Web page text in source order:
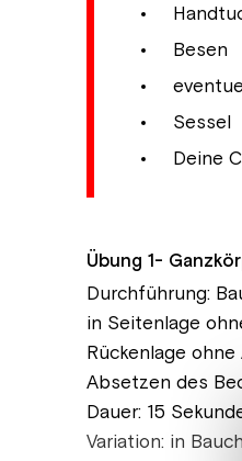
Besen
Sessel
Deine
Übung 1-
Durchführung:
in Seitenlage
Rückenlage
Absetzen des
Dauer: 15
Variation: in